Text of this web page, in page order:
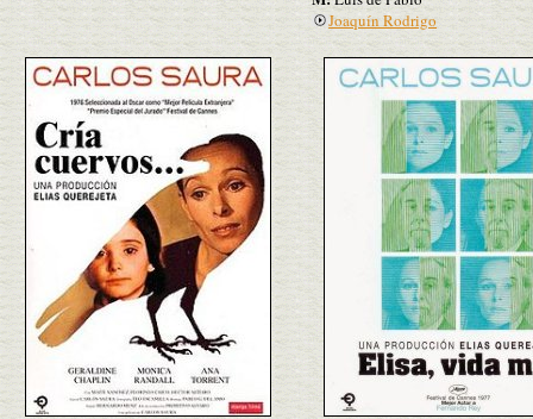
Joaquín Rodrigo